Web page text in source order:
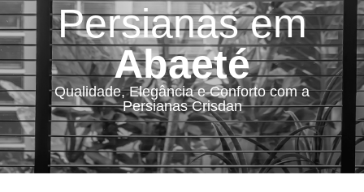
Persianas em
Abaeté
Qualidade, Elegância e Conforto com a
Persianas Crisdan